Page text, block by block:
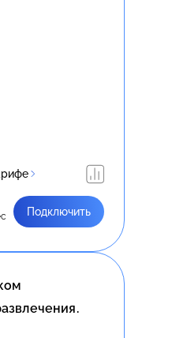
Подключить